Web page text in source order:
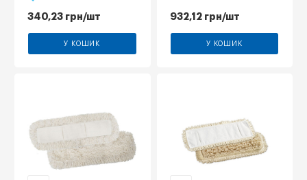
340,23 грн/шт
У КОШИК
932,12грн/шт
У КОШИК